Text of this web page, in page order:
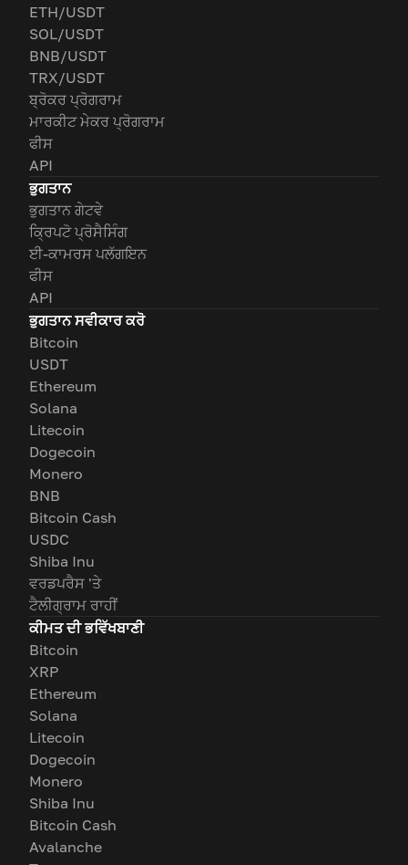
ETH/USDT
SOL/USDT
BNB/USDT
TRX/USDT
ਬ੍ਰੋਕਰ ਪ੍ਰੋਗਰਾਮ
ਮਾਰਕੀਟ ਮੇਕਰ ਪ੍ਰੋਗਰਾਮ
ਫੀਸ
API
ਭੁਗਤਾਨ
ਭੁਗਤਾਨ ਗੇਟਵੇ
ਕ੍ਰਿਪਟੋ ਪ੍ਰੋਸੈਸਿੰਗ
ਈ-ਕਾਮਰਸ ਪਲੱਗਇਨ
ਫੀਸ
API
ਭੁਗਤਾਨ ਸਵੀਕਾਰ ਕਰੋ
Bitcoin
USDT
Ethereum
Solana
Litecoin
Dogecoin
Monero
BNB
Bitcoin Cash
USDC
Shiba Inu
ਵਰਡਪਰੈਸ 'ਤੇ
ਟੈਲੀਗ੍ਰਾਮ ਰਾਹੀਂ
ਕੀਮਤ ਦੀ ਭਵਿੱਖਬਾਣੀ
Bitcoin
XRP
Ethereum
Solana
Litecoin
Dogecoin
Monero
Shiba Inu
Bitcoin Cash
Avalanche